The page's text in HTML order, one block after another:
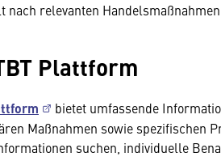
nach relevanten
Plattform
bietet umfassende
Maßnahmen sowie spezifischen
suchen, individuelle